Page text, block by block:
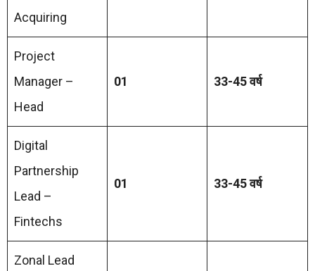
Acquiring
Project
Manager –
Head
01 33-45 वर्ष
Digital
Partnership
Lead –
Fintechs
01 33-45 वर्ष
Zonal Lead